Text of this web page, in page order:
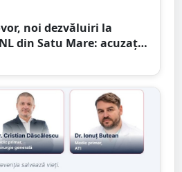
noi dezvăluiri la
din Satu Mare: acuzații
„Masa
banilor publici